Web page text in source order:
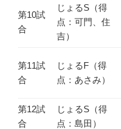
第10試
合
じょるS（得
点：可門、住
吉）
第11試
合
じょるF（得
点：あさみ）
第12試
合
じょるS（得
点：島田）